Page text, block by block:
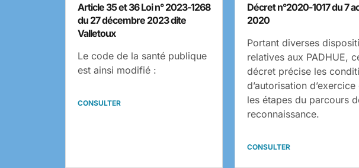
Article 35 et 36 Loi n° 2023-1268
du 27 décembre 2023 dite
Valletoux
Le code de la santé publique
est ainsi modifié :
CONSULTER
Décret n°2020-1017 du 7
2020
Portant diverses
relatives aux PADHUE,
décret précise les
d’autorisation d’exercice
les étapes du parcours
reconnaissance.
CONSULTER